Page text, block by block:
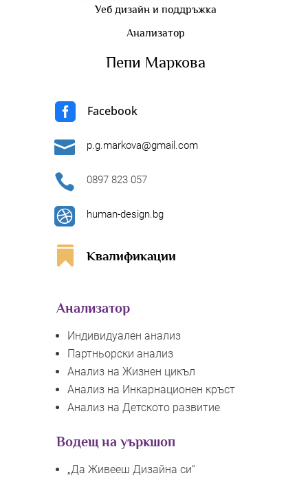
Уеб дизайн и поддръжка
Анализатор
Пепи Маркова
 Facebook
 p.g.markova@gmail.com
 0897 823 057
 human-design.bg
 Квалификации
Анализатор
Индивидуален анализ
Партньорски анализ
Анализ на Жизнен цикъл
Анализ на Инкарнационен кръст
Анализ на Детското развитие
Водещ на уъркшоп
„Да Живееш Дизайна си“